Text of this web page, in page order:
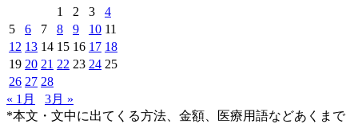
1
2 3
4
5
6 7 8 9 10 11
12 13 14 15 16 17 18
19 20 21 22 23 24 25
26 27 28
« 1月
3月 »
*本文・文中に出てくる方法、金額、医療用語などあくまで